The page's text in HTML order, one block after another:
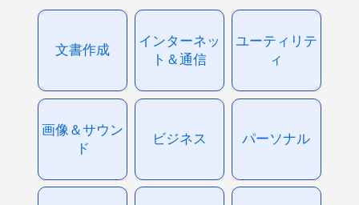
文書作成
インターネッ
ト＆通信
ユーティリテ
ィ
画像＆サウン
ド
ビジネス パーソナル